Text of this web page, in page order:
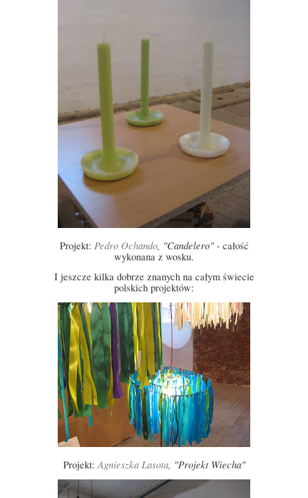
Projekt: Pedro Ochando, "Candelero"- całość
wykonana z wosku.
I jeszcze kilka dobrze znanych na całym świecie
polskich projektów:
Projekt: Agnieszka Lasota, "Projekt Wiecha"